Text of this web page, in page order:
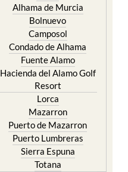
Alhama de Murcia
Bolnuevo
Camposol
Condado de Alhama
Fuente Alamo
Hacienda del Alamo Golf
Resort
Lorca
Mazarron
Puerto de Mazarron
Puerto Lumbreras
Sierra Espuna
Totana